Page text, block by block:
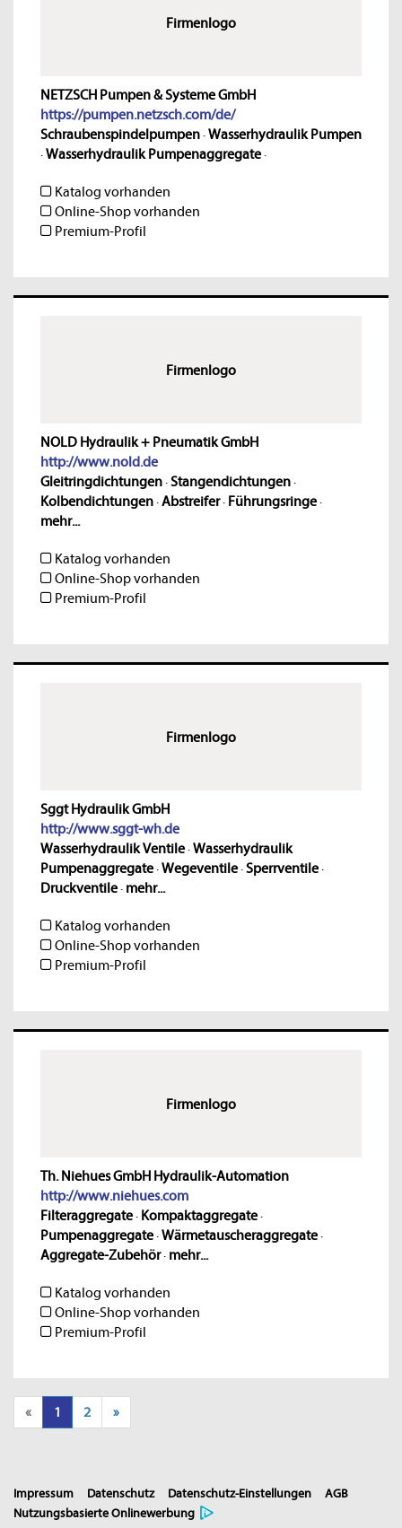
Firmenlogo
NETZSCH Pumpen & Systeme GmbH
https://pumpen.netzsch.com/de/
Schraubenspindelpumpen·Wasserhydraulik Pumpen
·Wasserhydraulik Pumpenaggregate·
Katalog vorhanden
Online-Shop vorhanden
Premium-Profil
Firmenlogo
NOLD Hydraulik + Pneumatik GmbH
http://www.nold.de
Gleitringdichtungen·Stangendichtungen·
Kolbendichtungen·Abstreifer· Führungsringe·
mehr...
Katalog vorhanden
Online-Shop vorhanden
Premium-Profil
Firmenlogo
Sggt Hydraulik GmbH
http://www.sggt-wh.de
Wasserhydraulik Ventile·Wasserhydraulik
Pumpenaggregate·Wegeventile·Sperrventile·
Druckventile· mehr...
Katalog vorhanden
Online-Shop vorhanden
Premium-Profil
Firmenlogo
Th. Niehues GmbH Hydraulik-Automation
http://www.niehues.com
Filteraggregate· Kompaktaggregate·
Pumpenaggregate·Wärmetauscheraggregate·
Aggregate-Zubehör· mehr...
Katalog vorhanden
Online-Shop vorhanden
Premium-Profil
« 1 2 »
Impressum Datenschutz Datenschutz-Einstellungen
AGB
Nutzungsbasierte Onlinewerbung